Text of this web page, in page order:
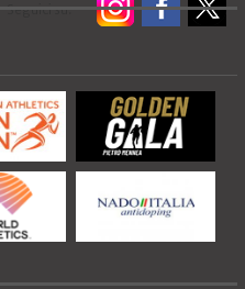
Seguici su: